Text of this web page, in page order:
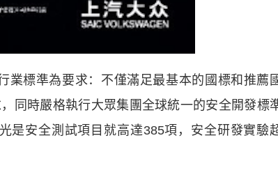
標準為要求：不僅滿足最基本的國標和推薦
同時嚴格執行大眾集團全球統一的安全開發標
是安全測試項目就高達385項，安全研發實驗